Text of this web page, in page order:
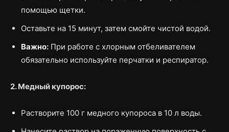
помощью щетки.
Оставьте на 15 минут, затем смойте чистой водой.
Важно: При работе с хлорным отбеливателем
обязательно используйте перчатки и респиратор.
2. Медный купорос:
Растворите 100 г медного купороса в 10 л воды.